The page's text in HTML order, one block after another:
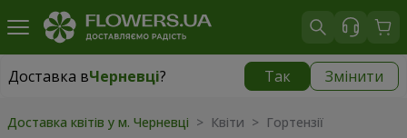
Доставка вЧерневці? Так Змінити
Доставка вЧерневці|
Доставка квітів у м. Черневці > Квіти > Гортензії